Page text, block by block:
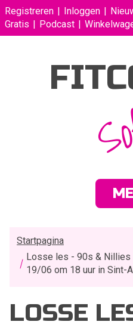
Registreren Inloggen
Gratis
Podcast
Startpagina
Losse les - 90s & Nillies
19/06 om 18 uur in Sint-
LOSSE